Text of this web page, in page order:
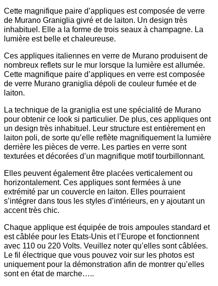
Cette magnifique paire d’appliques est composée de verre
de Murano Graniglia givré et de laiton. Un design très
inhabituel. Elle a la forme de trois seaux à champagne. La
lumière est belle et chaleureuse.
Ces appliques italiennes en verre de Murano produisent de
nombreux reflets sur le mur lorsque la lumière est allumée.
Cette magnifique paire d’appliques en verre est composée
de verre Murano graniglia dépoli de couleur fumée et de
laiton.
La technique de la graniglia est une spécialité de Murano
pour obtenir ce look si particulier. De plus, ces appliques ont
un design très inhabituel. Leur structure est entièrement en
laiton poli, de sorte qu’elle reflète magnifiquement la lumière
derrière les pièces de verre. Les parties en verre sont
texturées et décorées d’un magnifique motif tourbillonnant.
Elles peuvent également être placées verticalement ou
horizontalement. Ces appliques sont fermées à une
extrémité par un couvercle en laiton. Elles pourraient
s’intégrer dans tous les styles d’intérieurs, en y ajoutant un
accent très chic.
Chaque applique est équipée de trois ampoules standard et
est câblée pour les Etats-Unis et l’Europe et fonctionnent
avec 110 ou 220 Volts. Veuillez noter qu’elles sont câblées.
Le fil électrique que vous pouvez voir sur les photos est
uniquement pour la démonstration afin de montrer qu’elles
sont en état de marche…..